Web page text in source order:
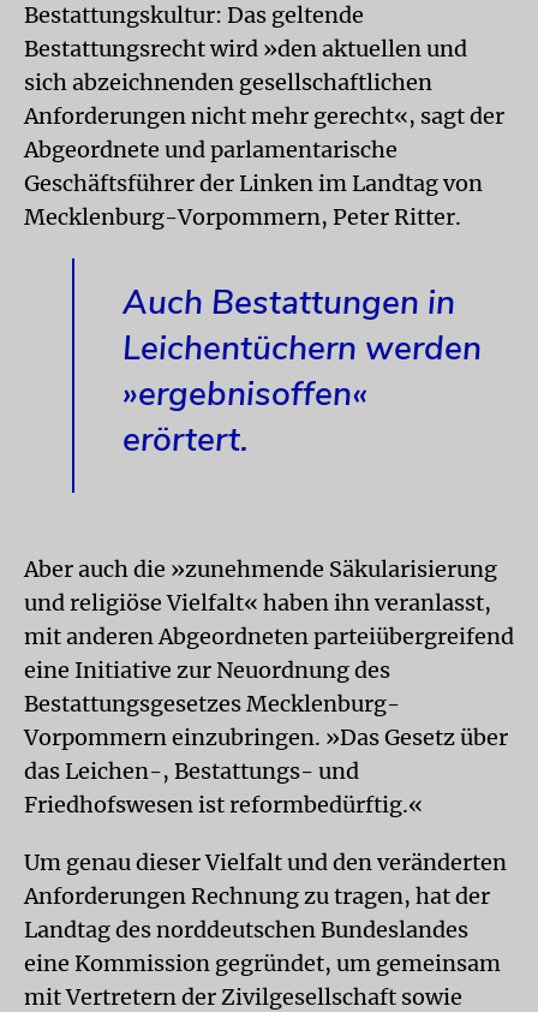
Bestattungskultur: Das geltende
Bestattungsrecht wird »den aktuellen und
sich abzeichnenden gesellschaftlichen
Anforderungen nicht mehr gerecht«, sagt der
Abgeordnete und parlamentarische
Geschäftsführer der Linken im Landtag von
Mecklenburg-Vorpommern, Peter Ritter.
Auch Bestattungen in
Leichentüchern werden
»ergebnisoffen«
erörtert.
Aber auch die »zunehmende Säkularisierung
und religiöse Vielfalt« haben ihn veranlasst,
mit anderen Abgeordneten parteiübergreifend
eine Initiative zur Neuordnung des
Bestattungsgesetzes Mecklenburg-
Vorpommern einzubringen. »Das Gesetz über
das Leichen-, Bestattungs- und
Friedhofswesen ist reformbedürftig.«
Um genau dieser Vielfalt und den veränderten
Anforderungen Rechnung zu tragen, hat der
Landtag des norddeutschen Bundeslandes
eine Kommission gegründet, um gemeinsam
mit Vertretern der Zivilgesellschaft sowie